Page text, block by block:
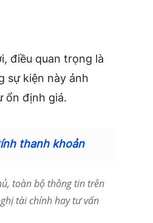
điều quan trọng là
sự kiện này ảnh
ổn định giá.
thanh khoản
toàn bộ thông tin trên
tài chính hay tư vấn